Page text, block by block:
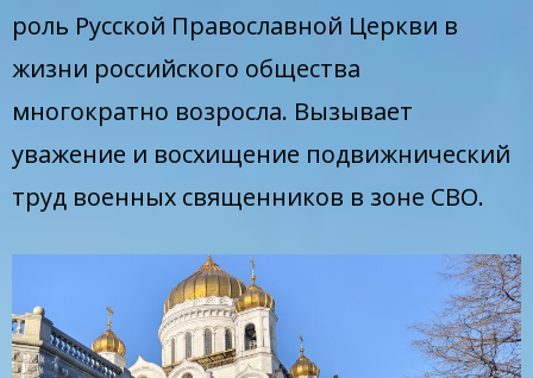
роль Русской Православной Церкви в
жизни российского общества
многократно возросла. Вызывает
уважение и восхищение подвижнический
труд военных священников в зоне СВО.